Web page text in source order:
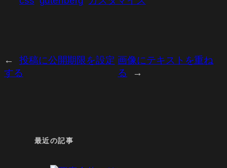
←
投稿に公開期限を設定
する
画像にテキストを重ね
る
→
最近の記事